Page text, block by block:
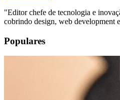
"Editor chefe de tecnologia e
cobrindo design, web development
Populares